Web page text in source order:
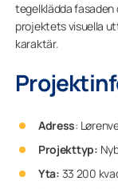
tegelklädda
projektets visuella
karaktär.
Adress:
Projekttyp:
Yta: 33 200